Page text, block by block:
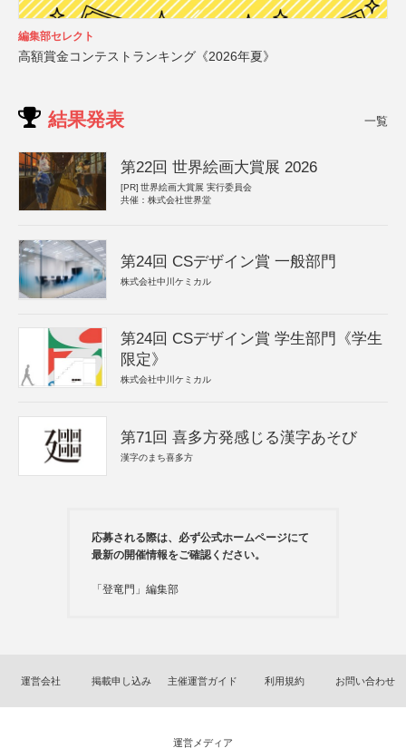
編集部セレクト
高額賞金コンテストランキング《2026年夏》
結果発表 一覧
第22回 世界絵画大賞展 2026
[PR] 世界絵画大賞展 実行委員会
共催：株式会社世界堂
第24回 CSデザイン賞 一般部門
株式会社中川ケミカル
第24回 CSデザイン賞 学生部門《学生
限定》
株式会社中川ケミカル
第71回 喜多方発感じる漢字あそび
漢字のまち喜多方
応募される際は、必ず公式ホームページにて
最新の開催情報をご確認ください。
「登竜門」編集部
運営会社 掲載申し込み 主催運営ガイド 利用規約 お問い合わせ
運営メディア